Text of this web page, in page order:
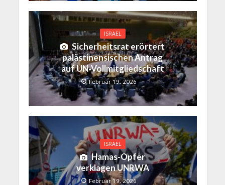
ISRAEL
Sicherheitsrat erörtert
palästinensischen Antrag
auf UN-Vollmitgliedschaft
Februar 19, 2026
ISRAEL
Hamas-Opfer
verklagen UNRWA
Februar 19, 2026